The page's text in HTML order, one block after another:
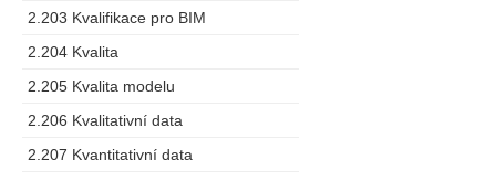
2.203 Kvalifikace pro BIM
2.204 Kvalita
2.205 Kvalita modelu
2.206 Kvalitativní data
2.207 Kvantitativní data